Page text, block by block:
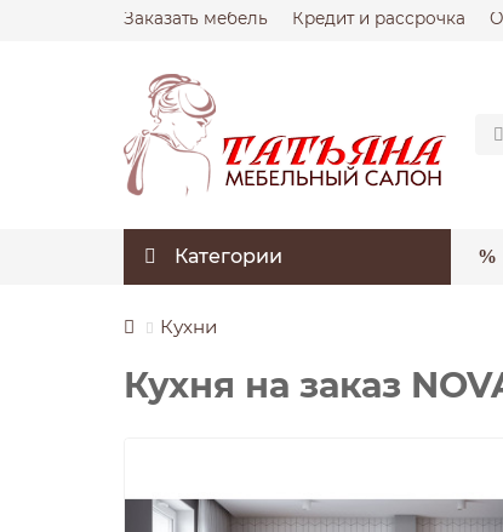
Заказать мебель Кредит и рассрочка
Категории
Кухни
Кухня на заказ